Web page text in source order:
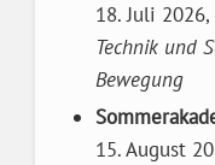
18. Juli
Technik und
Bewegung
15. August